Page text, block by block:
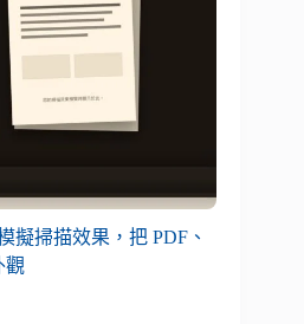
擬掃描效果，把 PDF、
觀